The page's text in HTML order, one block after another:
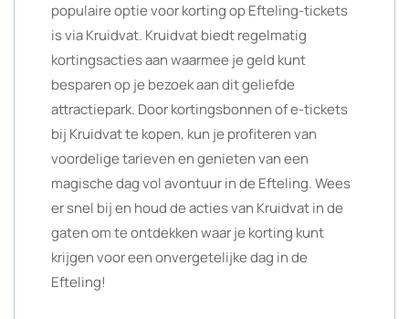
populaire optie voor korting op Efteling-tickets
is via Kruidvat. Kruidvat biedt regelmatig
kortingsacties aan waarmee je geld kunt
besparen op je bezoek aan dit geliefde
attractiepark. Door kortingsbonnen of e-tickets
bij Kruidvat te kopen, kun je profiteren van
voordelige tarieven en genieten van een
magische dag vol avontuur in de Efteling. Wees
er snel bij en houd de acties van Kruidvat in de
gaten om te ontdekken waar je korting kunt
krijgen voor een onvergetelijke dag in de
Efteling!